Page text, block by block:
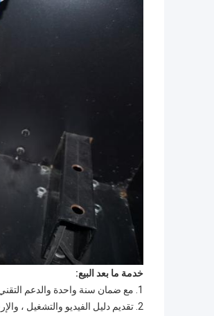
خدمة ما بعد البيع:
1. مع ضمان سنة واحدة والدعم التقني مدى الحياة.
2. تقديم دليل الفيديو والتشغيل ، والإرشادات الفنية للموظفين عبر الإنترنت.